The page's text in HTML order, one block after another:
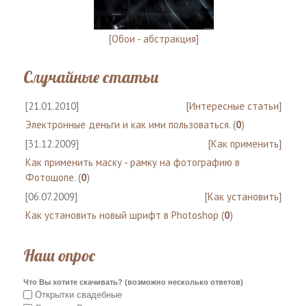
[Обои - абстракция]
Случайные статьи
[21.01.2010] [Интересные статьи]
Электронные деньги и как ими пользоваться. (0)
[31.12.2009]
[Как применить]
Как применить маску - рамку на фотографию в
Фотошопе. (0)
[06.07.2009]
[Как установить]
Как установить новый шрифт в Photoshop (0)
Наш опрос
Что Вы хотите скачивать? (возможно несколько ответов)
Открытки свадебные